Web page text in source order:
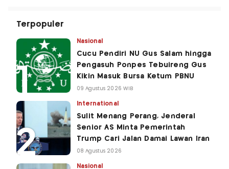
Terpopuler
Nasional
Cucu Pendiri NU Gus Salam hingga
Pengasuh Ponpes Tebuireng Gus
Kikin Masuk Bursa Ketum PBNU
09 Agustus 2026 WIB
International
Sulit Menang Perang, Jenderal
Senior AS Minta Pemerintah
Trump Cari Jalan Damai Lawan Iran
08 Agustus 2026
Nasional